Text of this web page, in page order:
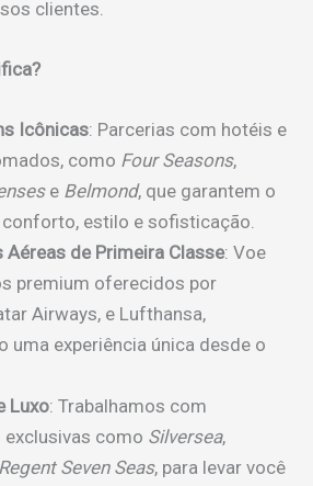
clientes.
Icônicas: Parcerias com hotéis e
como Four Seasons,
e Belmond, que garantem o
estilo e sofisticação.
Aéreas de Primeira Classe: Voe
premium oferecidos por
Airways, e Lufthansa,
uma experiência única desde o
Luxo: Trabalhamos com
exclusivas como Silversea,
Regent Seven Seas, para levar você